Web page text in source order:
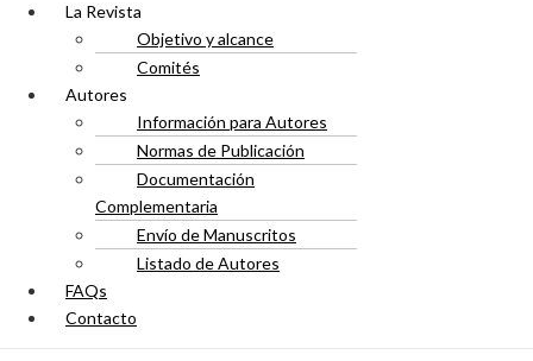
La Revista
Objetivo y alcance
Comités
Autores
Información para Autores
Normas de Publicación
Documentación
Complementaria
Envío de Manuscritos
Listado de Autores
FAQs
Contacto